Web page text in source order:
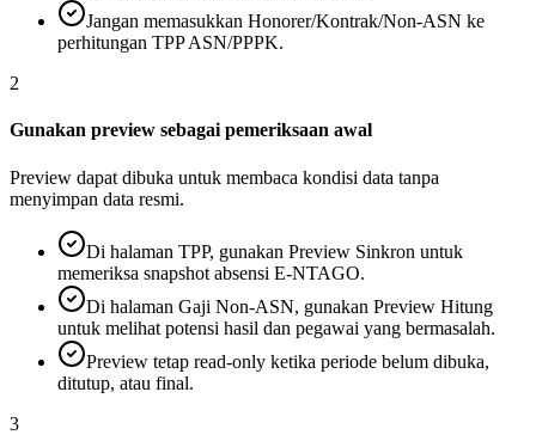
Jangan memasukkan Honorer/Kontrak/Non-ASN ke
perhitungan TPP ASN/PPPK.
2
Gunakan preview sebagai pemeriksaan awal
Preview dapat dibuka untuk membaca kondisi data tanpa
menyimpan data resmi.
Di halaman TPP, gunakan Preview Sinkron untuk
memeriksa snapshot absensi E-NTAGO.
Di halaman Gaji Non-ASN, gunakan Preview Hitung
untuk melihat potensi hasil dan pegawai yang bermasalah.
Preview tetap read-only ketika periode belum dibuka,
ditutup, atau final.
3